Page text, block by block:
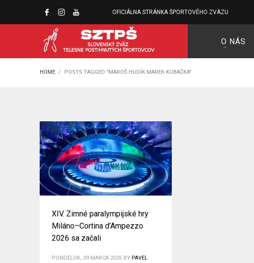
OFICIÁLNA STRÁNKA ŠPORTOVÉHO ZVÄZU
O NÁS
HOME POSTS TAGGED "MAROŠ HUDÍK MAREK KUBAČKA"
XIV. Zimné paralympijské hry
Miláno–Cortina d’Ampezzo
2026 sa začali
PONDELOK, 09 MARCA 2026 BY PAVEL